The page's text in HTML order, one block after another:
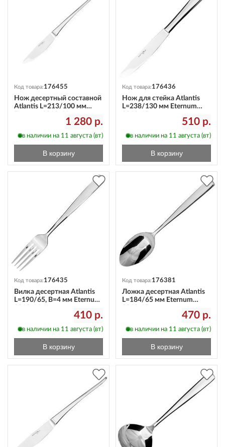
Код товара:176455
Нож десертный составной
Atlantis L=213/100 мм
1 280 р.
в наличии на 11 августа (вт)
В корзину
Код товара:176436
Нож для стейка Atlantis
L=238/130 мм Eternum
510 р.
в наличии на 11 августа (вт)
В корзину
Код товара:176435
Вилка десертная Atlantis
L=190/65, B=4 мм Eternum
410 р.
в наличии на 11 августа (вт)
В корзину
Код товара:176381
Ложка десертная Atlantis
L=184/65 мм Eternum
470 р.
в наличии на 11 августа (вт)
В корзину